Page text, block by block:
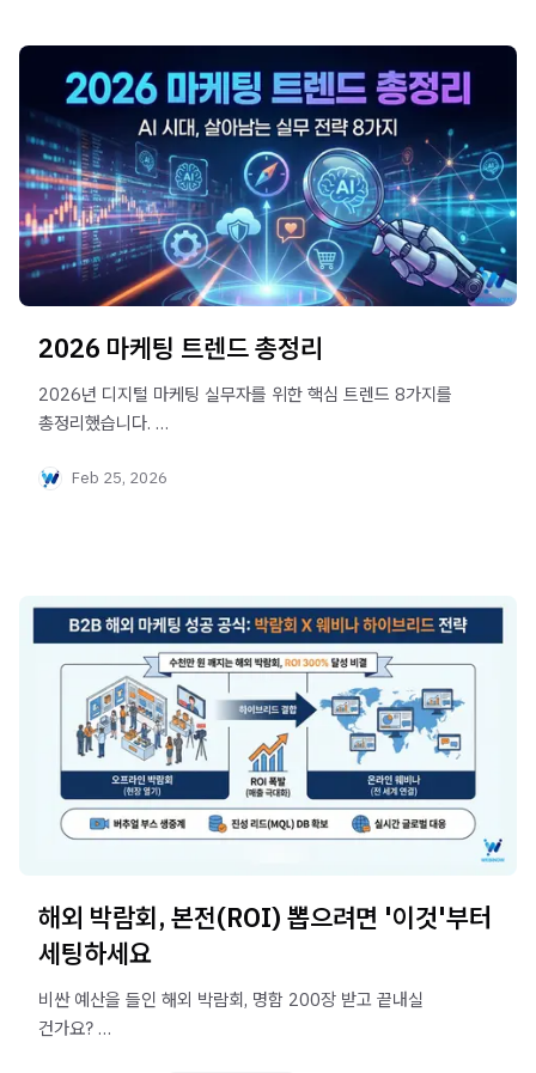
2026 마케팅 트렌드 총정리
2026년 디지털 마케팅 실무자를 위한 핵심 트렌드 8가지를
총정리했습니다.
B2B 마케팅 전략을 확인하세요
Feb 25, 2026
해외 박람회, 본전(ROI) 뽑으려면 '이것'부터
세팅하세요
비싼 예산을 들인 해외 박람회, 명함 200장 받고 끝내실
건가요?